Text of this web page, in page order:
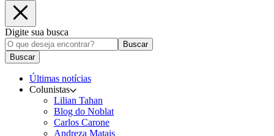
Digite sua busca
Buscar
Buscar
Últimas notícias
Colunistas
Lilian Tahan
Blog do Noblat
Carlos Carone
Andreza Matais